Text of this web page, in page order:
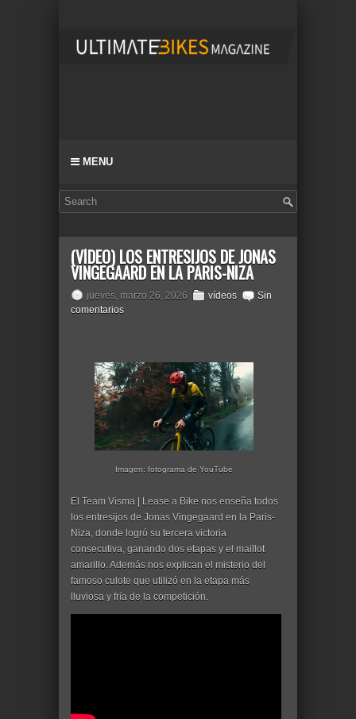
MENU
(VÍDEO) LOS ENTRESIJOS DE JONAS
VINGEGAARD EN LA PARIS-NIZA
jueves, marzo 26, 2026 vídeos
Sin
comentarios
Imagen: fotograma de YouTube
El Team Visma | Lease a Bike nos enseña todos
los entresijos de Jonas Vingegaard en la Paris-
Niza, donde logró su tercera victoria
consecutiva, ganando dos etapas y el maillot
amarillo. Además nos explican el misterio del
famoso culote que utilizó en la etapa más
lluviosa y fría de la competición.